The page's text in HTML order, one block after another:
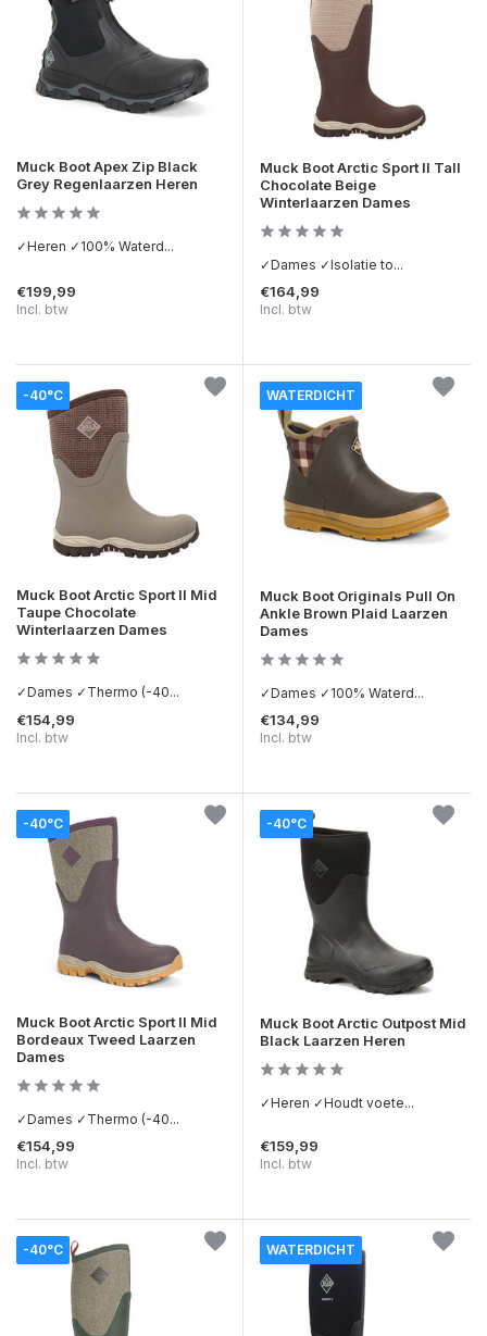
Muck Boot Apex Zip Black
Grey Regenlaarzen Heren
✓Heren ✓100% Waterd...
€199,99
Incl. btw
Muck Boot Arctic Sport II Tall
Chocolate Beige
Winterlaarzen Dames
✓Dames ✓Isolatie to...
€164,99
Incl. btw
-40°C
Muck Boot Arctic Sport II Mid
Taupe Chocolate
Winterlaarzen Dames
✓Dames ✓Thermo (-40...
€154,99
Incl. btw
WATERDICHT
Muck Boot Originals Pull On
Ankle Brown Plaid Laarzen
Dames
✓Dames ✓100% Waterd...
€134,99
Incl. btw
-40°C
Muck Boot Arctic Sport II Mid
Bordeaux Tweed Laarzen
Dames
✓Dames ✓Thermo (-40...
€154,99
Incl. btw
-40°C
Muck Boot Arctic Outpost Mid
Black Laarzen Heren
✓Heren ✓Houdt voete...
€159,99
Incl. btw
-40°C WATERDICHT